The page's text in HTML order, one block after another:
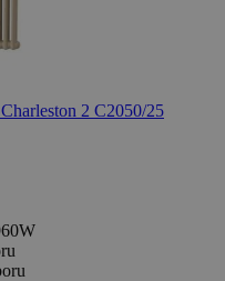
2 C2050/25